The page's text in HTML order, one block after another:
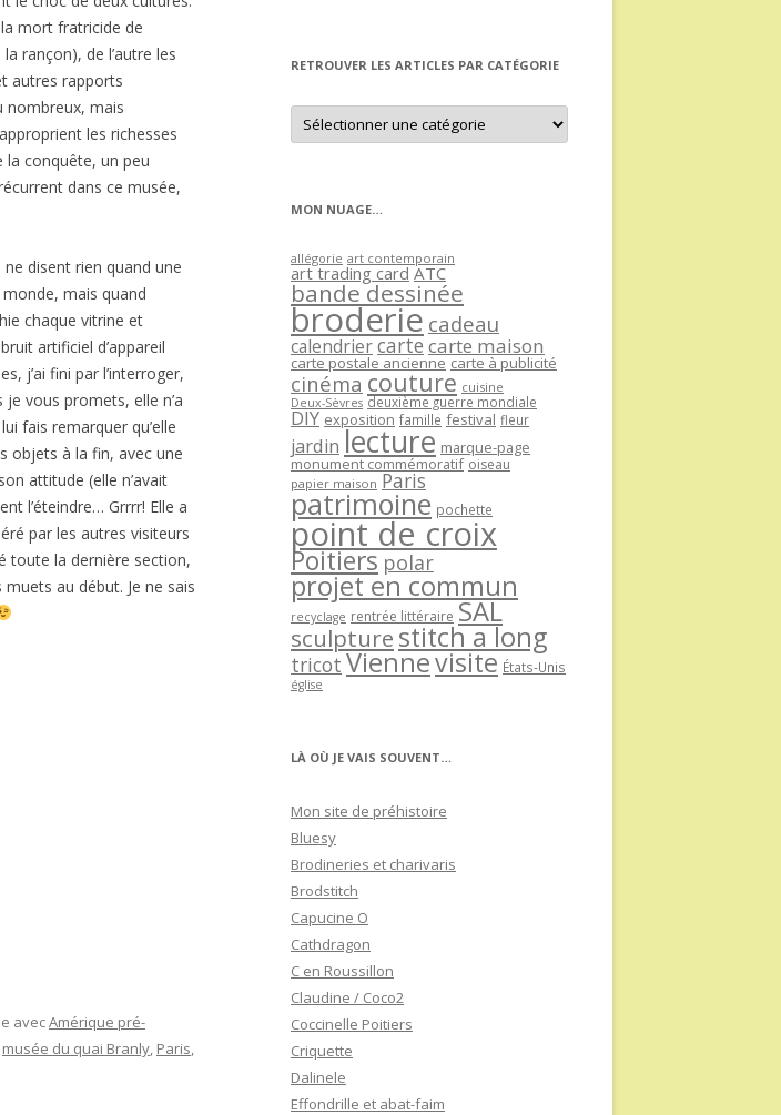
la mort fratricide de
rançon), de l’autre les
autres rapports
nombreux, mais
les richesses
la conquête, un peu
dans ce musée,
disent rien quand une
mais quand
chaque vitrine et
artificiel d’appareil
j’ai fini par l’interroger,
vous promets, elle n’a
fais remarquer qu’elle
objets à la fin, avec une
attitude (elle n’avait
l’éteindre… Grrrr! Elle a
par les autres visiteurs
toute la dernière section,
au début. Je ne sais
avecAmérique pré-
musée du quai Branly, Paris,
RETROUVER LES ARTICLES PAR CATÉGORIE
Retrouver
les
articles
MON NUAGE…
allégorie art contemporain
art trading card ATC
bande dessinée
broderie cadeau
calendriercartecarte maison
carte postale ancienne carte à publicité
cinéma couture cuisine
Deux-Sèvres deuxième guerre mondiale
DIY exposition famille festival fleur
jardin lecture marque-page
monument commémoratif oiseau
papier maison Paris
patrimoine pochette
point de croix
Poitiers polar
projet en commun
recyclage rentrée littéraire SAL
sculpture stitch a long
tricot Viennevisite États-Unis
église
LÀ OÙ JE VAIS SOUVENT…
Mon site de préhistoire
Bluesy
Brodineries et charivaris
Brodstitch
Capucine O
Cathdragon
C en Roussillon
Claudine / Coco2
Coccinelle Poitiers
Criquette
Dalinele
Effondrille et abat-faim